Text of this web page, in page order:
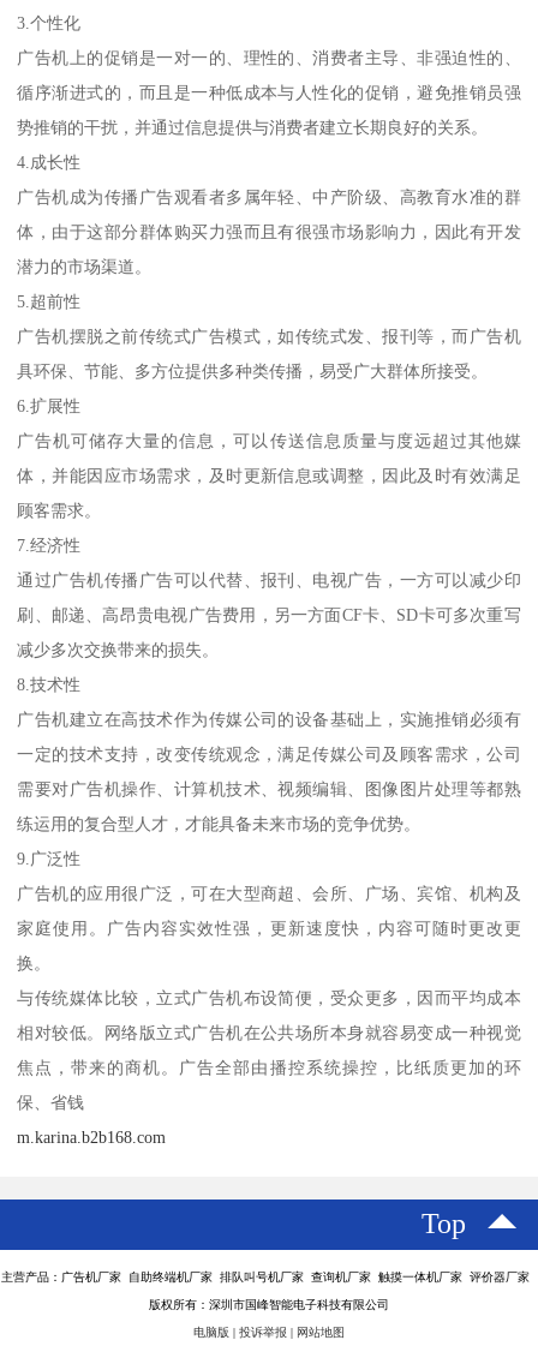
3.个性化
广告机上的促销是一对一的、理性的、消费者主导、非强迫性的、
循序渐进式的，而且是一种低成本与人性化的促销，避免推销员强
势推销的干扰，并通过信息提供与消费者建立长期良好的关系。
4.成长性
广告机成为传播广告观看者多属年轻、中产阶级、高教育水准的群
体，由于这部分群体购买力强而且有很强市场影响力，因此有开发
潜力的市场渠道。
5.超前性
广告机摆脱之前传统式广告模式，如传统式发、报刊等，而广告机
具环保、节能、多方位提供多种类传播，易受广大群体所接受。
6.扩展性
广告机可储存大量的信息，可以传送信息质量与度远超过其他媒
体，并能因应市场需求，及时更新信息或调整，因此及时有效满足
顾客需求。
7.经济性
通过广告机传播广告可以代替、报刊、电视广告，一方可以减少印
刷、邮递、高昂贵电视广告费用，另一方面CF卡、SD卡可多次重写
减少多次交换带来的损失。
8.技术性
广告机建立在高技术作为传媒公司的设备基础上，实施推销必须有
一定的技术支持，改变传统观念，满足传媒公司及顾客需求，公司
需要对广告机操作、计算机技术、视频编辑、图像图片处理等都熟
练运用的复合型人才，才能具备未来市场的竞争优势。
9.广泛性
广告机的应用很广泛，可在大型商超、会所、广场、宾馆、机构及
家庭使用。广告内容实效性强，更新速度快，内容可随时更改更
换。
与传统媒体比较，立式广告机布设简便，受众更多，因而平均成本
相对较低。网络版立式广告机在公共场所本身就容易变成一种视觉
焦点，带来的商机。广告全部由播控系统操控，比纸质更加的环
保、省钱
m.karina.b2b168.com
Top
主营产品：广告机厂家 自助终端机厂家 排队叫号机厂家 查询机厂家 触摸一体机厂家 评价器厂家
版权所有：深圳市国峰智能电子科技有限公司
电脑版 | 投诉举报 | 网站地图